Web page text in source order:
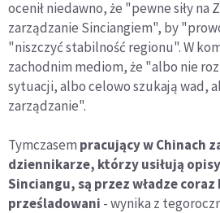
ocenił niedawno, że "pewne siły na
zarządzanie Sinciangiem", by
"niszczyć stabilność regionu". W
zachodnim mediom, że "albo nie
sytuacji, albo celowo szukają wad,
zarządzanie".
Tymczasem pracujący w Chinach
dziennikarze, którzy usiłują
Sinciangu, są przez władze
prześladowani - wynika z